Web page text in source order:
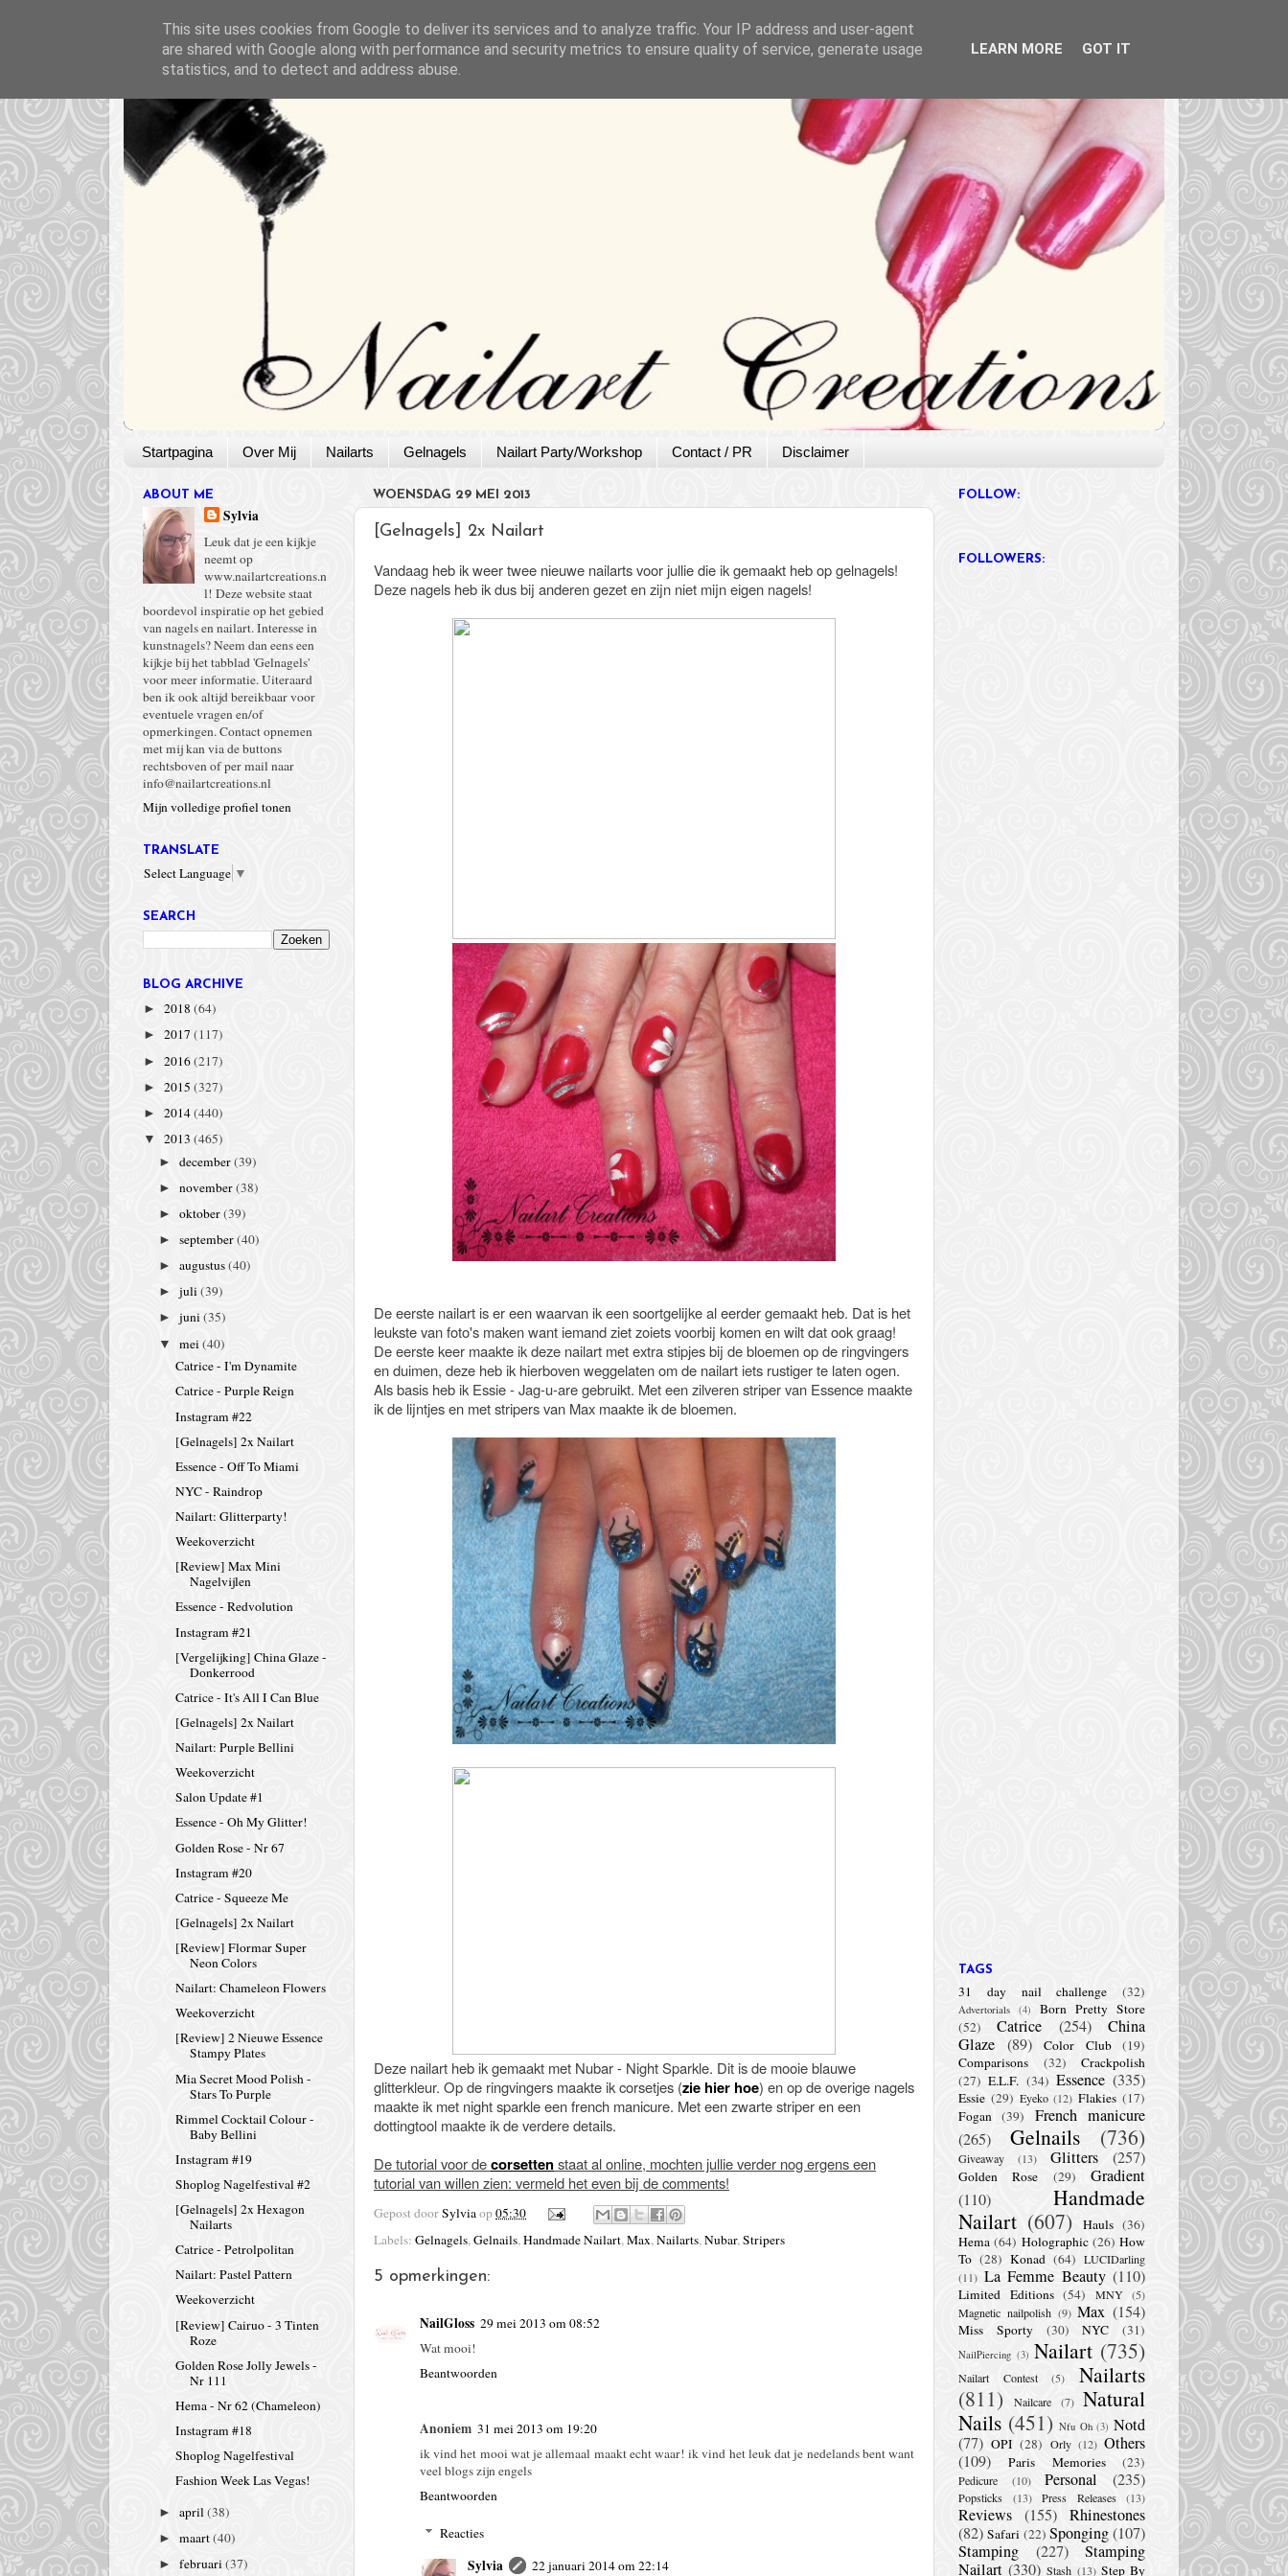
Startpagina Over Mij Nailarts Gelnagels Nailart Party/Workshop Contact / PR Disclaimer
WOENSDAG 29 MEI 2013
[Gelnagels] 2x Nailart
Vandaag heb ik weer twee nieuwe nailarts voor jullie die ik gemaakt heb op gelnagels!
Deze nagels heb ik dus bij anderen gezet en zijn niet mijn eigen nagels!
De eerste nailart is er een waarvan ik een soortgelijke al eerder gemaakt heb. Dat is het
leukste van foto's maken want iemand ziet zoiets voorbij komen en wilt dat ook graag!
De eerste keer maakte ik deze nailart met extra stipjes bij de bloemen op de ringvingers
en duimen, deze heb ik hierboven weggelaten om de nailart iets rustiger te laten ogen.
Als basis heb ik Essie - Jag-u-are gebruikt. Met een zilveren striper van Essence maakte
ik de lijntjes en met stripers van Max maakte ik de bloemen.
Deze nailart heb ik gemaakt met Nubar - Night Sparkle. Dit is de mooie blauwe
glitterkleur. Op de ringvingers maakte ik corsetjes (zie hier hoe) en op de overige nagels
maakte ik met night sparkle een french manicure. Met een zwarte striper en een
dottingtool maakte ik de verdere details.
De tutorial voor decorsetten staat al online, mochten jullie verder nog ergens een
tutorial van willen zien: vermeld het even bij de comments!
Gepost doorSylviaop05:30
Labels: Gelnagels,Gelnails,Handmade Nailart,Max,Nailarts,Nubar,Stripers
5 opmerkingen:
NailGloss 29 mei 2013 om 08:52
Wat mooi!
Beantwoorden
Anoniem 31 mei 2013 om 19:20
ik vind het mooi wat je allemaal maakt echt waar! ik vind het leuk dat je nedelands bent want
veel blogs zijn engels
Beantwoorden
Reacties
Sylvia 22 januari 2014 om 22:14
ABOUT ME
Sylvia
Leuk dat je een kijkje
neemt op
www.nailartcreations.n
l! Deze website staat
boordevol inspiratie op het gebied
van nagels en nailart. Interesse in
kunstnagels? Neem dan eens een
kijkje bij het tabblad 'Gelnagels'
voor meer informatie. Uiteraard
ben ik ook altijd bereikbaar voor
eventuele vragen en/of
opmerkingen. Contact opnemen
met mij kan via de buttons
rechtsboven of per mail naar
info@nailartcreations.nl
Mijn volledige profiel tonen
TRANSLATE
Select Language ▼
SEARCH
BLOG ARCHIVE
► 2018 (64)
► 2017 (117)
► 2016(217)
► 2015 (327)
► 2014(440)
▼ 2013 (465)
►december(39)
►november(38)
►oktober(39)
►september(40)
►augustus(40)
►juli(39)
►juni(35)
▼mei(40)
Catrice - I'm Dynamite
Catrice - Purple Reign
Instagram #22
[Gelnagels] 2x Nailart
Essence - Off To Miami
NYC - Raindrop
Nailart: Glitterparty!
Weekoverzicht
[Review] Max Mini
Nagelvijlen
Essence - Redvolution
Instagram #21
[Vergelijking] China Glaze -
Donkerrood
Catrice - It's All I Can Blue
[Gelnagels] 2x Nailart
Nailart: Purple Bellini
Weekoverzicht
Salon Update #1
Essence - Oh My Glitter!
Golden Rose - Nr 67
Instagram #20
Catrice - Squeeze Me
[Gelnagels] 2x Nailart
[Review] Flormar Super
Neon Colors
Nailart: Chameleon Flowers
Weekoverzicht
[Review] 2 Nieuwe Essence
Stampy Plates
Mia Secret Mood Polish -
Stars To Purple
Rimmel Cocktail Colour -
Baby Bellini
Instagram #19
Shoplog Nagelfestival #2
[Gelnagels] 2x Hexagon
Nailarts
Catrice - Petrolpolitan
Nailart: Pastel Pattern
Weekoverzicht
[Review] Cairuo - 3 Tinten
Roze
Golden Rose Jolly Jewels -
Nr 111
Hema - Nr 62 (Chameleon)
Instagram #18
Shoplog Nagelfestival
Fashion Week Las Vegas!
►april(38)
►maart(40)
►februari(37)
FOLLOW:
FOLLOWERS:
TAGS
31 day nail challenge (32)
Advertorials (4)
Born Pretty Store
(52)
Catrice (254)
China
Glaze (89) Color Club
(19)
Comparisons
(32)
Crackpolish
(27) E.L.F. (34) Essence (335)
Essie (29) Eyeko (12) Flakies (17)
Fogan (39)
French manicure
(265)
Gelnails (736)
Giveaway (13) Glitters (257)
Golden Rose (29)
Gradient
(110)
Handmade
Nailart (607) Hauls (36)
Hema (64) Holographic (26) How
To (28) Konad (64) LUCIDarling
(11) La Femme Beauty (110)
Limited Editions (54) MNY (5)
Magnetic nailpolish (9) Max (154)
Miss Sporty (30) NYC (31)
NailPiercing (3) Nailart (735)
Nailart Contest (5)
Nailarts
(811)
Nailcare (7) Natural
Nails (451) Nfu Oh (3) Notd
(77) OPI (28) Orly (12) Others
(109)
Paris Memories (23)
Pedicure (10) Personal (235)
Popsticks (13) Press Releases (13)
Reviews (155) Rhinestones
(82) Safari (22) Sponging(107)
Stamping
(227)
Stamping
Nailart (330) Stash (13) Step By
This site uses cookies from Google to deliver its services and to analyze traffic. Your IP address and user-agent
are shared with Google along with performance and security metrics to ensure quality of service, generate usage
statistics, and to detect and address abuse.
LEARN MORE GOT IT